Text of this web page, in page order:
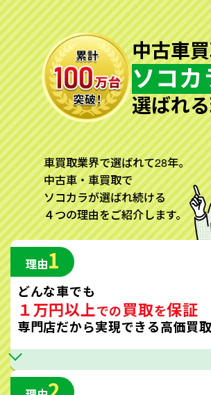
中古車
ソコカ
選ばれ
車買取業界で選ばれて28年。
中古車・車買取で
ソコカラが選ばれ続ける
４つの理由をご紹介します。
理由1
どんな車でも
１万円以上での買取を保証
専門店だから実現できる高価買取